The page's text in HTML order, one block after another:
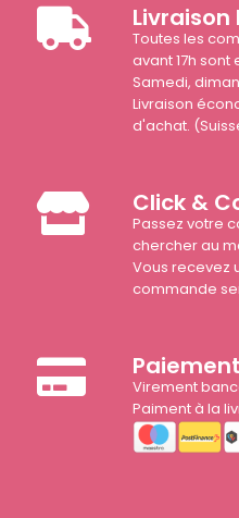
Livraison
Toutes les
avant 17h
Samedi,
Livraison
d'achat.
Click &
Passez votre
chercher au
Vous recevez
commande
Virement
Paiment à la